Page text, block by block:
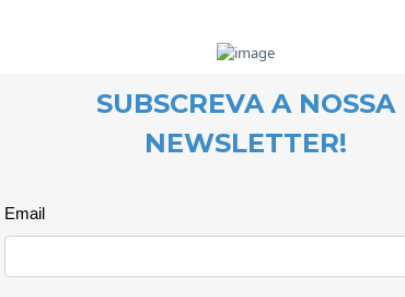
27 November 2023
No dia 25 de
Mulheres,
da Resposta de
Doméstica. O
opinião, o que é a
que, de algum
jovens